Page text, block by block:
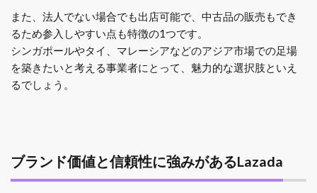
また、法人でない場合でも出店可能で、中古品の販売もでき
るため参入しやすい点も特徴の1つです。
シンガポールやタイ、マレーシアなどのアジア市場での足場
を築きたいと考える事業者にとって、魅力的な選択肢といえ
るでしょう。
ブランド価値と信頼性に強みがあるLazada